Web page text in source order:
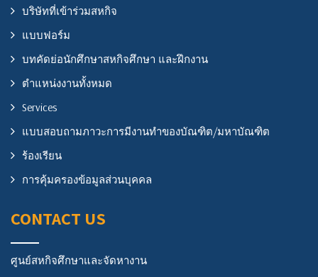
บริษัทที่เข้าร่วมสหกิจ
แบบฟอร์ม
บทคัดย่อนักศึกษาสหกิจศึกษา และฝึกงาน
ตำแหน่งงานทั้งหมด
Services
แบบสอบถามภาวะการมีงานทำของบัณฑิต/มหาบัณฑิต
ร้องเรียน
การคุ้มครองข้อมูลส่วนบุคคล
CONTACT US
ศูนย์สหกิจศึกษาและจัดหางาน